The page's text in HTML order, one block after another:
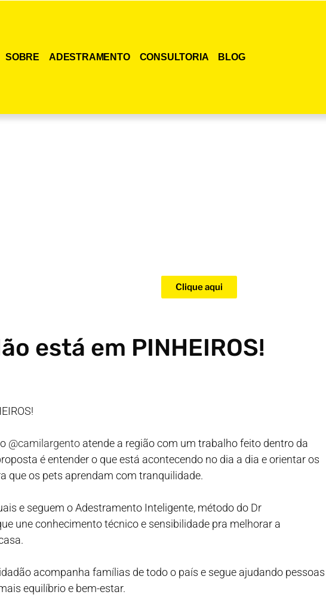
SOBRE ADESTRAMENTO CONSULTORIA BLOG
Clique aqui
está em PINHEIROS!
@camilargento atende a região com um trabalho feito dentro da
é entender o que está acontecendo no dia a dia e orientar os
que os pets aprendam com tranquilidade.
e seguem o Adestramento Inteligente, método do Dr
une conhecimento técnico e sensibilidade pra melhorar a
acompanha famílias de todo o país e segue ajudando pessoas
equilíbrio e bem-estar.